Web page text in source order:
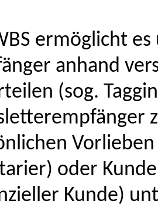
ermöglicht
anhand
(sog.
oder
Kunde)